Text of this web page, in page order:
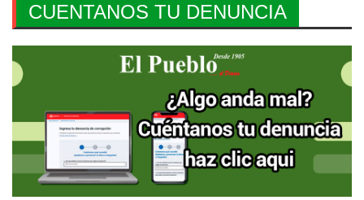
CUENTANOS TU DENUNCIA